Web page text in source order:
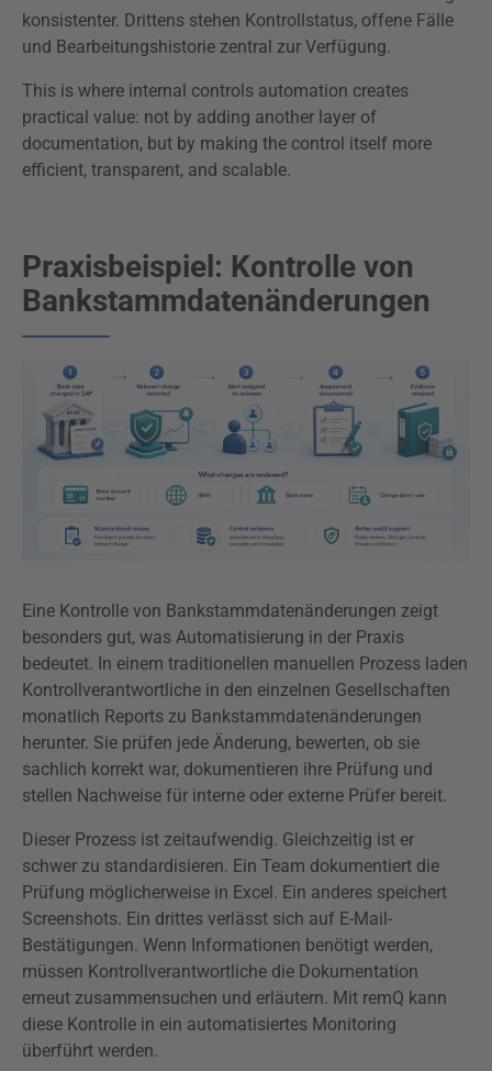
konsistenter. Drittens stehen Kontrollstatus, offene Fälle
und Bearbeitungshistorie zentral zur Verfügung.
This is where internal controls automation creates
practical value: not by adding another layer of
documentation, but by making the control itself more
efficient, transparent, and scalable.
Praxisbeispiel: Kontrolle von
Bankstammdatenänderungen
Eine Kontrolle von Bankstammdatenänderungen zeigt
besonders gut, was Automatisierung in der Praxis
bedeutet. In einem traditionellen manuellen Prozess laden
Kontrollverantwortliche in den einzelnen Gesellschaften
monatlich Reports zu Bankstammdatenänderungen
herunter. Sie prüfen jede Änderung, bewerten, ob sie
sachlich korrekt war, dokumentieren ihre Prüfung und
stellen Nachweise für interne oder externe Prüfer bereit.
Dieser Prozess ist zeitaufwendig. Gleichzeitig ist er
schwer zu standardisieren. Ein Team dokumentiert die
Prüfung möglicherweise in Excel. Ein anderes speichert
Screenshots. Ein drittes verlässt sich auf E-Mail-
Bestätigungen. Wenn Informationen benötigt werden,
müssen Kontrollverantwortliche die Dokumentation
erneut zusammensuchen und erläutern. Mit remQ kann
diese Kontrolle in ein automatisiertes Monitoring
überführt werden.